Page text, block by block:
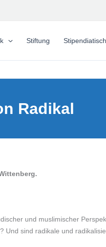
Stiftung
Radikal
und muslimischer
sind radikale und